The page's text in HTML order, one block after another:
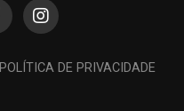
POLÍTICA DE PRIVACIDADE